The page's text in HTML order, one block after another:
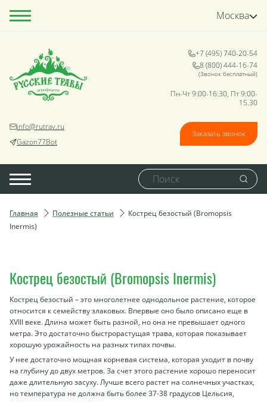
Москва
info@rutrav.ru
Gazon77Bot
+7 (495) 740-20-54
8 (800) 444-16-74
(Звонок бесплатный)
Пн-Чт 9:00-16:30, Пт 9:00-
15.30
Заказать звонок
Главная Полезные статьи
Кострец безостый (Bromopsis
Inermis)
Кострец безостый (Bromopsis Inermis)
Кострец безостый – это многолетнее однодольное растение, которое
относится к семейству злаковых. Впервые оно было описано еще в
XVIII веке. Длина может быть разной, но она не превышает одного
метра. Это достаточно быстрорастущая трава, которая показывает
хорошую урожайность на разных типах почвы.
У нее достаточно мощная корневая система, которая уходит в почву
на глубину до двух метров. За счет этого растение хорошо переносит
даже длительную засуху. Лучше всего растет на солнечных участках,
но температура не должна быть более 37-38 градусов Цельсия,